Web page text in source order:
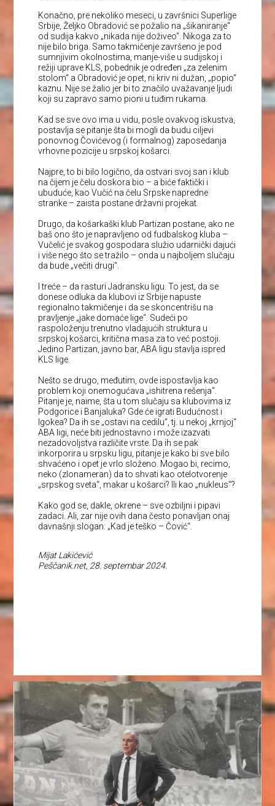
Konačno, pre nekoliko meseci, u završnici Superlige
Srbije, Željko Obradović se požalio na „šikaniranje“
od sudija kakvo „nikada nije doživeo“. Nikoga za to
nije bilo briga. Samo takmičenje završeno je pod
sumnjivim okolnostima, manje-više u sudijskoj i
režiji uprave KLS, pobednik je određen „za zelenim
stolom“ a Obradović je opet, ni kriv ni dužan, „popio“
kaznu. Nije se žalio jer bi to značilo uvažavanje ljudi
koji su zapravo samo pioni u tuđim rukama.
Kad se sve ovo ima u vidu, posle ovakvog iskustva,
postavlja se pitanje šta bi mogli da budu ciljevi
ponovnog Čovićevog (i formalnog) zaposedanja
vrhovne pozicije u srpskoj košarci.
Najpre, to bi bilo logično, da ostvari svoj san i klub
na čijem je čelu doskora bio – a biće faktički i
ubuduće, kao Vučić na čelu Srpske napredne
stranke – zaista postane državni projekat.
Drugo, da košarkaški klub Partizan postane, ako ne
baš ono što je napravljeno od fudbalskog kluba –
Vučelić je svakog gospodara služio udarnički dajući
i više nego što se tražilo – onda u najboljem slučaju
da bude „večiti drugi“.
I treće – da rasturi Jadransku ligu. To jest, da se
donese odluka da klubovi iz Srbije napuste
regionalno takmičenje i da se skoncentrišu na
pravljenje „jake domaće lige“. Sudeći po
raspoloženju trenutno vladajućih struktura u
srpskoj košarci, kritična masa za to već postoji.
Jedino Partizan, javno bar, ABA ligu stavlja ispred
KLS lige.
Nešto se drugo, međutim, ovde ispostavlja kao
problem koji onemogućava „ishitrena rešenja“.
Pitanje je, naime, šta u tom slučaju sa klubovima iz
Podgorice i Banjaluka? Gde će igrati Budućnost i
Igokea? Da ih se „ostavi na cedilu“, tj. u nekoj „krnjoj“
ABA ligi, neće biti jednostavno i može izazvati
nezadovoljstva različite vrste. Da ih se pak
inkorporira u srpsku ligu, pitanje je kako bi sve bilo
shvaćeno i opet je vrlo složeno. Mogao bi, recimo,
neko (zlonameran) da to shvati kao otelotvorenje
„srpskog sveta“, makar u košarci? Ili kao „nukleus“?
Kako god se, dakle, okrene – sve ozbiljni i pipavi
zadaci. Ali, zar nije ovih dana često ponavljan onaj
davnašnji slogan: „Kad je teško – Čović“.
Mijat Lakićević
Peščanik.net, 28. septembar 2024.